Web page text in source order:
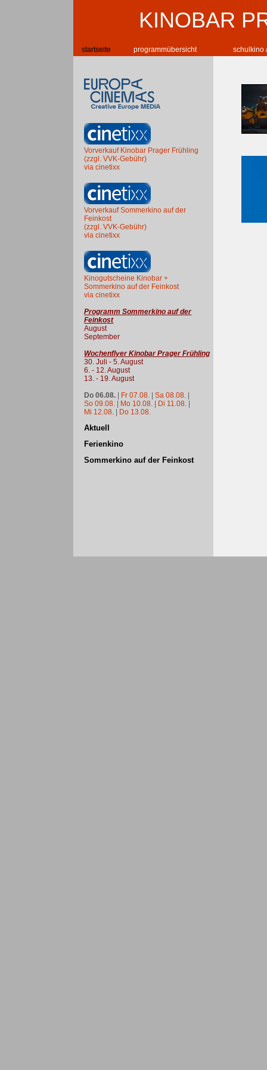
KINOBAR
startseite programmübersicht schulkino
Vorverkauf Kinobar Prager Frühling
(zzgl. VVK-Gebühr)
via cinetixx
Vorverkauf Sommerkino auf der
Feinkost
(zzgl. VVK-Gebühr)
via cinetixx
Kinogutscheine Kinobar +
Sommerkino auf der Feinkost
via cinetixx
Programm Sommerkino auf der
Feinkost
August
September
Wochenflyer Kinobar Prager Frühling
30. Juli - 5. August
6. - 12. August
13. - 19. August
Do 06.08. | Fr 07.08. |Sa 08.08. |
So 09.08. | Mo 10.08. | Di 11.08. |
Mi 12.08. | Do 13.08.
Aktuell
Ferienkino
Sommerkino auf der Feinkost